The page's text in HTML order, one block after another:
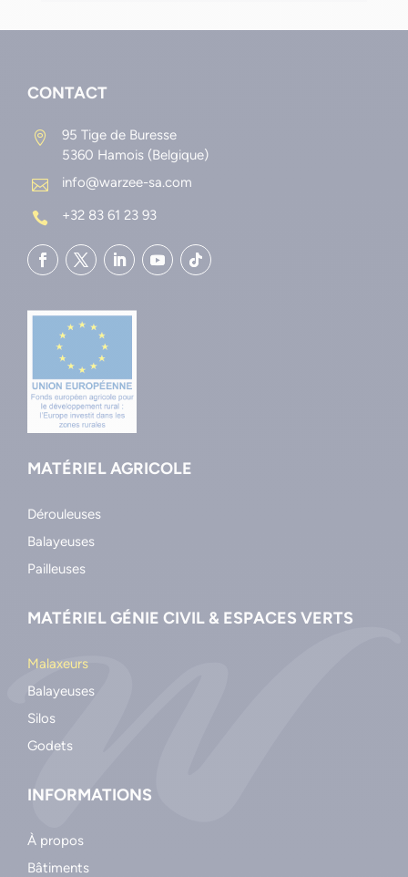
CONTACT

95 Tige de Buresse
5360 Hamois (Belgique)

info@warzee-sa.com
 +32 83 61 23 93
MATÉRIEL AGRICOLE
Dérouleuses
Balayeuses
Pailleuses
MATÉRIEL GÉNIE CIVIL & ESPACES VERTS
Malaxeurs
Balayeuses
Silos
Godets
INFORMATIONS
À propos
Bâtiments